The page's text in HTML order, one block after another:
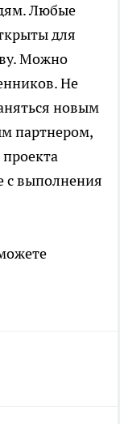
Любые
для
Можно
Не
новым
партнером,
с выполнения